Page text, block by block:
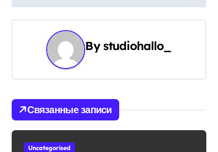
г
и
я
п
о
By studiohallo_
Связанные записи
Uncategorised